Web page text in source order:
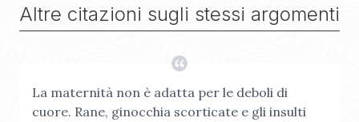
Altre citazioni sugli stessi argomenti
La maternità non è adatta per le deboli di
cuore. Rane, ginocchia scorticate e gli insulti